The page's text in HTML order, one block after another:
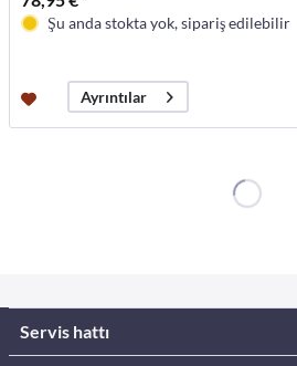
Şu anda stokta yok, sipariş edilebilir
Ayrıntılar
Servis hattı